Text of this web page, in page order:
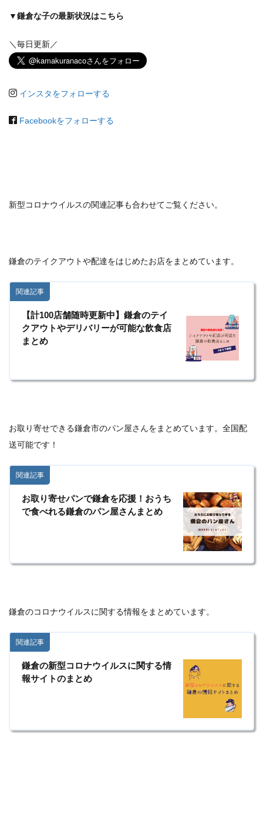
▼鎌倉な子の最新状況はこちら
＼毎日更新／
インスタをフォローする
Facebookをフォローする
新型コロナウイルスの関連記事も合わせてご覧ください。
鎌倉のテイクアウトや配達をはじめたお店をまとめています。
関連記事
【計100店舗随時更新中】鎌倉のテイ
クアウトやデリバリーが可能な飲食店
まとめ
お取り寄せできる鎌倉市のパン屋さんをまとめています。全国配
送可能です！
関連記事
お取り寄せパンで鎌倉を応援！おうち
で食べれる鎌倉のパン屋さんまとめ
鎌倉のコロナウイルスに関する情報をまとめています。
関連記事
鎌倉の新型コロナウイルスに関する情
報サイトのまとめ